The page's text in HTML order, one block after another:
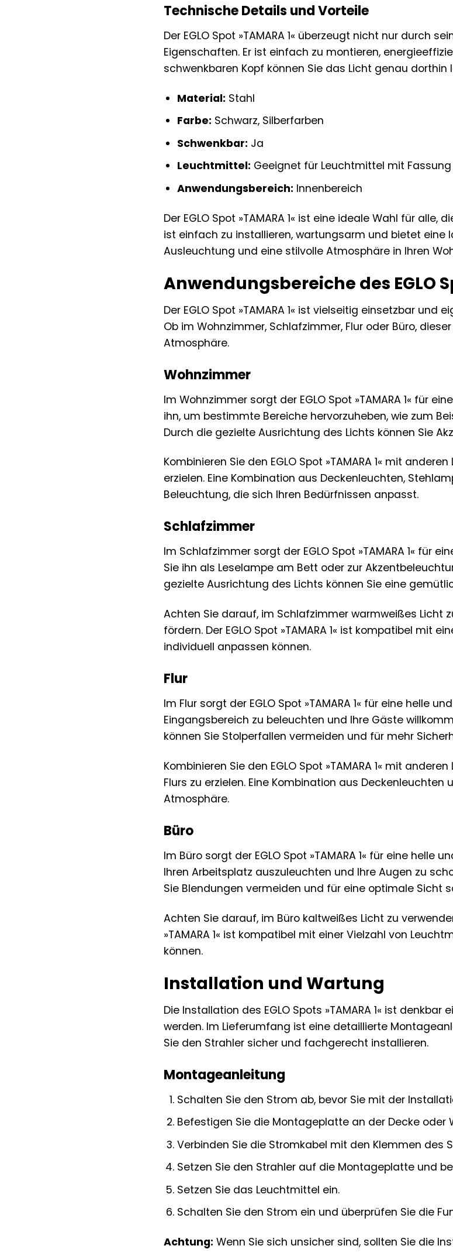
Technische Details und Vorteile
Der EGLO Spot »TAMARA 1« überzeugt nicht nur durch
Eigenschaften. Er ist einfach zu montieren,
schwenkbaren Kopf können Sie das Licht genau dorthin
Material: Stahl
Farbe: Schwarz, Silberfarben
Schwenkbar: Ja
Leuchtmittel: Geeignet für Leuchtmittel mit
Anwendungsbereich: Innenbereich
Der EGLO Spot »TAMARA 1« ist eine ideale Wahl für
ist einfach zu installieren, wartungsarm und bietet eine
Ausleuchtung und eine stilvolle Atmosphäre in Ihren
Anwendungsbereiche des EGLO
Der EGLO Spot »TAMARA 1« ist vielseitig einsetzbar
Ob im Wohnzimmer, Schlafzimmer, Flur oder Büro,
Atmosphäre.
Wohnzimmer
Im Wohnzimmer sorgt der EGLO Spot »TAMARA 1« für
ihn, um bestimmte Bereiche hervorzuheben, wie zum
Durch die gezielte Ausrichtung des Lichts können Sie
Kombinieren Sie den EGLO Spot »TAMARA 1« mit
erzielen. Eine Kombination aus Deckenleuchten,
Beleuchtung, die sich Ihren Bedürfnissen anpasst.
Schlafzimmer
Im Schlafzimmer sorgt der EGLO Spot »TAMARA 1« für
Sie ihn als Leselampe am Bett oder zur
gezielte Ausrichtung des Lichts können Sie eine
Achten Sie darauf, im Schlafzimmer warmweißes Licht
fördern. Der EGLO Spot »TAMARA 1« ist kompatibel mit
individuell anpassen können.
Flur
Im Flur sorgt der EGLO Spot »TAMARA 1« für eine helle
Eingangsbereich zu beleuchten und Ihre Gäste
können Sie Stolperfallen vermeiden und für mehr
Kombinieren Sie den EGLO Spot »TAMARA 1« mit
Flurs zu erzielen. Eine Kombination aus
Atmosphäre.
Büro
Im Büro sorgt der EGLO Spot »TAMARA 1« für eine
Ihren Arbeitsplatz auszuleuchten und Ihre Augen zu
Sie Blendungen vermeiden und für eine optimale Sicht
Achten Sie darauf, im Büro kaltweißes Licht zu
»TAMARA 1« ist kompatibel mit einer Vielzahl von
können.
Installation und Wartung
Die Installation des EGLO Spots »TAMARA 1« ist
werden. Im Lieferumfang ist eine detaillierte
Sie den Strahler sicher und fachgerecht installieren.
Montageanleitung
Schalten Sie den Strom ab, bevor Sie mit der
Befestigen Sie die Montageplatte an der Decke oder
Verbinden Sie die Stromkabel mit den Klemmen des
Setzen Sie den Strahler auf die Montageplatte und
Setzen Sie das Leuchtmittel ein.
Schalten Sie den Strom ein und überprüfen Sie die
Achtung: Wenn Sie sich unsicher sind, sollten Sie die